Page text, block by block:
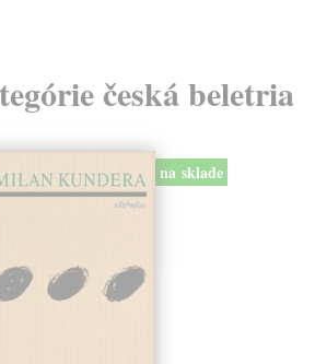
česká beletria
na sklade